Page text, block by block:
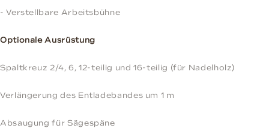
- Verstellbare Arbeitsbühne
Optionale Ausrüstung
Spaltkreuz 2/4, 6, 12-teilig und 16-teilig (für Nadelholz)
Verlängerung des Entladebandes um 1 m
Absaugung für Sägespäne